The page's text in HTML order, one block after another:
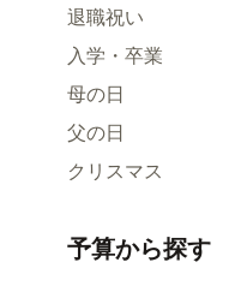
退職祝い
入学・卒業
母の日
父の日
クリスマス
予算から探す